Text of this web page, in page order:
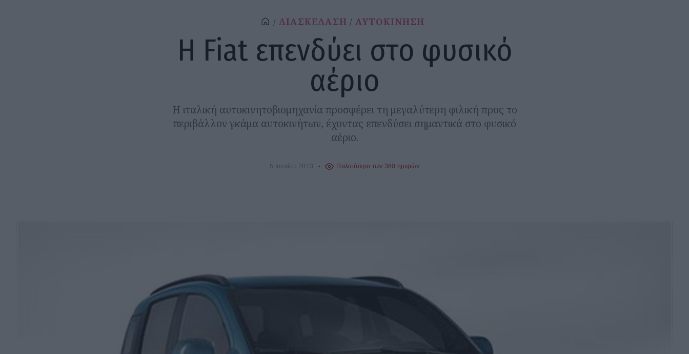
ΔΙΑΣΚΕΔΑΣΗ ΑΥΤΟΚΙΝΗΣΗ
Η Fiat επενδύει στο φυσικό
αέριο
Η ιταλική αυτοκινητοβιομηχανία προσφέρει τη μεγαλύτερη φιλική προς το
περιβάλλον γκάμα αυτοκινήτων, έχοντας επενδύσει σημαντικά στο φυσικό
αέριο.
5 Ιουλίου 2013 Παλαιότερο των 360 ημερών